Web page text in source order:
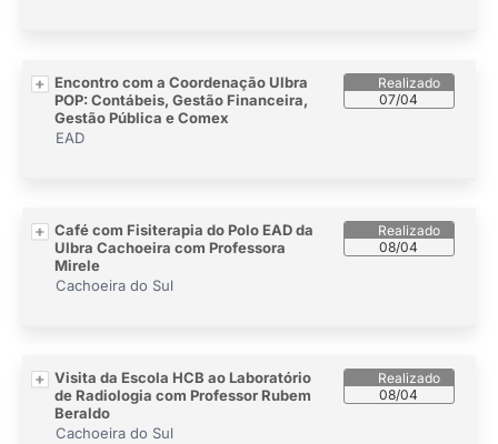
Encontro com a Coordenação Ulbra
POP: Contábeis, Gestão Financeira,
Gestão Pública e Comex
07/04
EAD
Café com Fisiterapia do Polo EAD da
Ulbra Cachoeira com Professora
Mirele
08/04
Cachoeira do Sul
Visita da Escola HCB ao Laboratório
de Radiologia com Professor Rubem
Beraldo
08/04
Cachoeira do Sul